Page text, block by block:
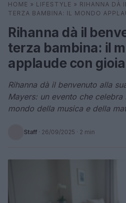
Cerca
HOME » LIFESTYLE » RIHANNA DÀ
TERZA BAMBINA: IL MONDO
Rihanna dà il
terza bambina: il
applaude con
Rihanna dà il benvenuto alla
Mayers: un evento che
mondo della musica e della
Staff · 26/09/2025 · 2 min